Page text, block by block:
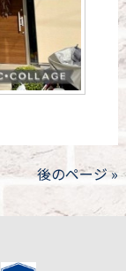
後のページ »